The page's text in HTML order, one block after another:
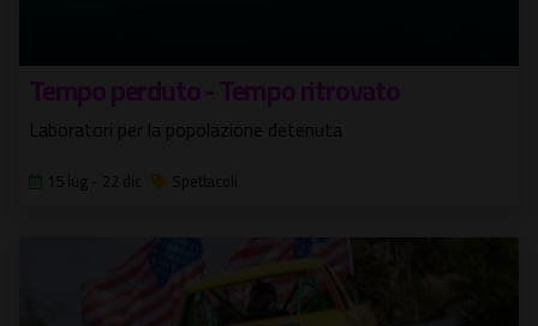
Tempo perduto - Tempo ritrovato
Laboratori per la popolazione detenuta
15 lug - 22 dic Spettacoli